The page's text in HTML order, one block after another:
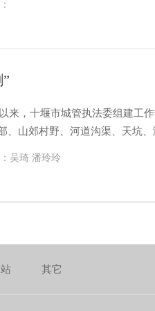
来，十堰市城管执法委组建工作
、山郊村野、河道沟渠、天坑、
吴琦 潘玲玲
其它